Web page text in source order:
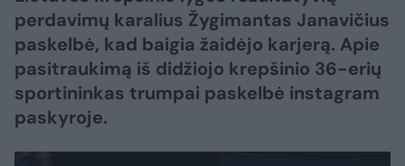
perdavimų karalius Žygimantas Janavičius
paskelbė, kad baigia žaidėjo karjerą. Apie
pasitraukimą iš didžiojo krepšinio 36-erių
sportininkas trumpai paskelbė instagram
paskyroje.